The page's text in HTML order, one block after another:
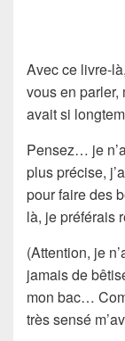
Avec ce livre-
vous en parler,
avait si
Pensez… je
plus précise,
pour faire des
là, je préférais
(Attention, je
jamais de
mon bac…
très sensé